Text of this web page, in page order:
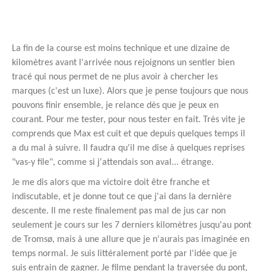
La fin de la course est moins technique et une dizaine de
kilomètres avant l'arrivée nous rejoignons un sentier bien
tracé qui nous permet de ne plus avoir à chercher les
marques (c'est un luxe). Alors que je pense toujours que nous
pouvons finir ensemble, je relance dès que je peux en
courant. Pour me tester, pour nous tester en fait. Très vite je
comprends que Max est cuit et que depuis quelques temps il
a du mal à suivre. Il faudra qu'il me dise à quelques reprises
"vas-y file", comme si j'attendais son aval... étrange.
Je me dis alors que ma victoire doit être franche et
indiscutable, et je donne tout ce que j'ai dans la dernière
descente. Il me reste finalement pas mal de jus car non
seulement je cours sur les 7 derniers kilomètres jusqu'au pont
de Tromsø, mais à une allure que je n'aurais pas imaginée en
temps normal. Je suis littéralement porté par l'idée que je
suis entrain de gagner. Je filme pendant la traversée du pont,